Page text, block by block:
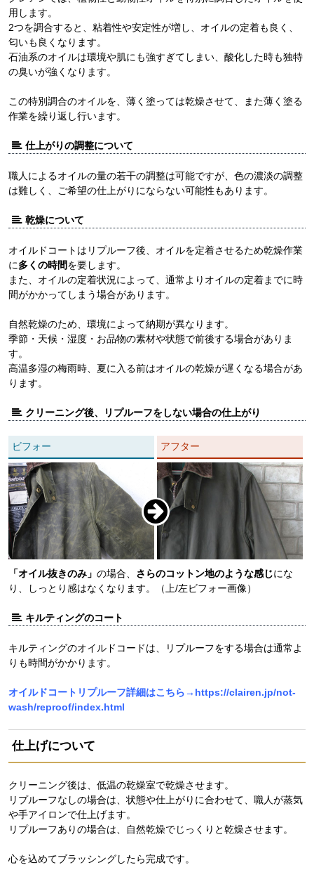
用します。
2つを調合すると、粘着性や安定性が増し、オイルの定着も良く、
匂いも良くなります。
石油系のオイルは環境や肌にも強すぎてしまい、酸化した時も独特
の臭いが強くなります。
この特別調合のオイルを、薄く塗っては乾燥させて、また薄く塗る
作業を繰り返し行います。
仕上がりの調整について
職人によるオイルの量の若干の調整は可能ですが、色の濃淡の調整
は難しく、ご希望の仕上がりにならない可能性もあります。
乾燥について
オイルドコートはリプルーフ後、オイルを定着させるため乾燥作業
に多くの時間を要します。
また、オイルの定着状況によって、通常よりオイルの定着までに時
間がかかってしまう場合があります。
自然乾燥のため、環境によって納期が異なります。
季節・天候・湿度・お品物の素材や状態で前後する場合がありま
す。
高温多湿の梅雨時、夏に入る前はオイルの乾燥が遅くなる場合があ
ります。
クリーニング後、リプルーフをしない場合の仕上がり
ビフォー アフター
「オイル抜きのみ」 の場合、 さらのコットン地のような感じにな
り、しっとり感はなくなります。（上/左ビフォー画像）
キルティングのコート
キルティングのオイルドコードは、リプルーフをする場合は通常よ
りも時間がかかります。
オイルドコートリプルーフ詳細はこちら→ https://clairen.jp/not-
wash/reproof/index.html
仕上げについて
クリーニング後は、低温の乾燥室で乾燥させます。
リプルーフなしの場合は、状態や仕上がりに合わせて、職人が蒸気
や手アイロンで仕上げます。
リプルーフありの場合は、自然乾燥でじっくりと乾燥させます。
心を込めてブラッシングしたら完成です。